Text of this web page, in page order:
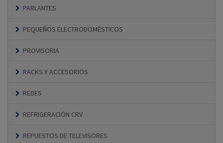
PARLANTES
PEQUEÑOS ELECTRODOMÉSTICOS
PROVISORIA
RACKS Y ACCESORIOS
REDES
REFRIGERACIÓN CRV
REPUESTOS DE TELEVISORES